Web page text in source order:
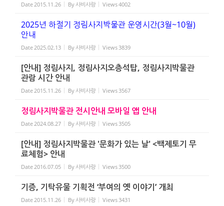
Date2015.11.26 By사비사랑 Views4002
2025년 하절기 정림사지박물관 운영시간(3월~10월)
안내
Date2025.02.13 By사비사랑 Views3839
[안내] 정림사지, 정림사지오층석탑, 정림사지박물관
관람 시간 안내
Date2015.11.26 By사비사랑 Views3567
정림사지박물관 전시안내 모바일 앱 안내
Date2024.08.27 By사비사랑 Views3505
[안내] 정림사지박물관 '문화가 있는 날' <백제토기 무
료체험> 안내
Date2016.07.05 By사비사랑 Views3500
기증, 기탁유물 기획전 ‘부여의 옛 이야기’ 개최
Date2015.11.26 By사비사랑 Views3431